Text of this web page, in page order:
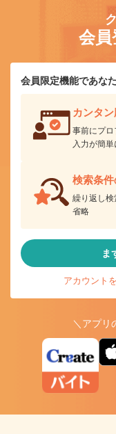
会員
会員限定機能であな
カンタ
事前にプ
入力が簡単
検索条
繰り返し
省略
ま
アカウント
＼アプリ